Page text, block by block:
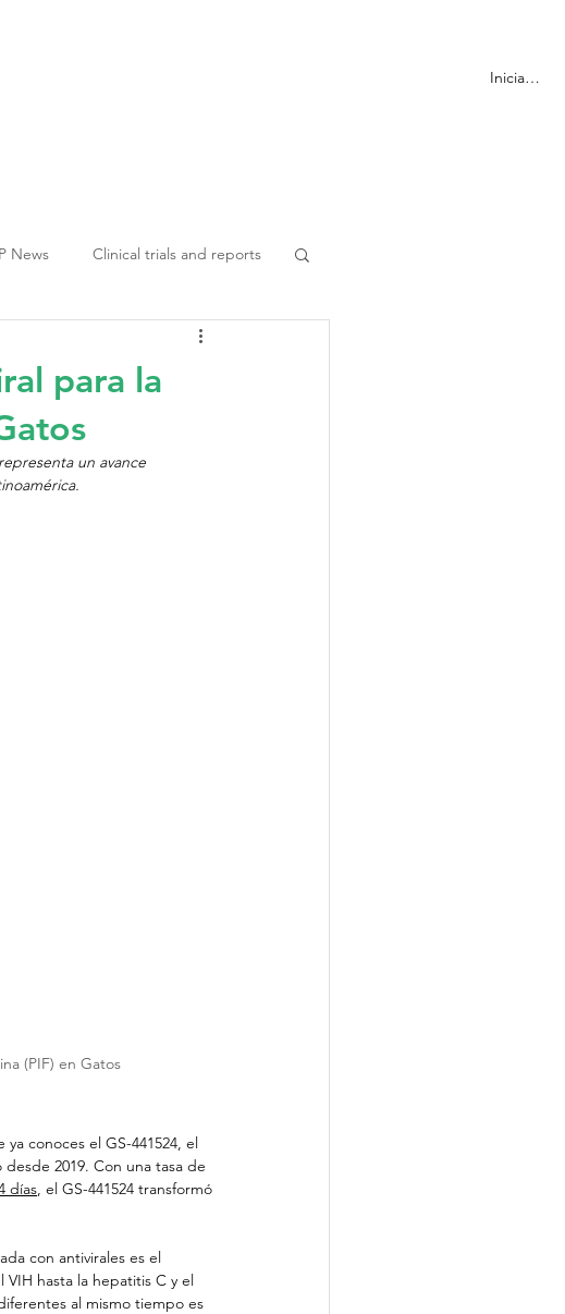
Iniciar
News Clinical trials and reports
para la
un avance
(PIF) en Gatos
conoces el GS-441524, el
2019. Con una tasa de
días, el GS-441524 transformó
con antivirales es el
hasta la hepatitis C y el
al mismo tiempo es